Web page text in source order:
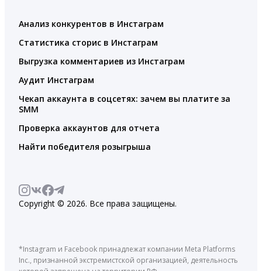
Анализ конкурентов в Инстаграм
Статистика сторис в Инстаграм
Выгрузка комментариев из Инстаграм
Аудит Инстаграм
Чекап аккаунта в соцсетях: зачем вы платите за
SMM
Проверка аккаунтов для отчета
Найти победителя розыгрыша
Copyright © 2026. Все права защищены.
*Instagram и Facebook принадлежат компании Meta Platforms
Inc., признанной экстремистской организацией, деятельность